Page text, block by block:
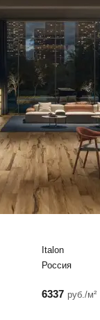
Italon
Россия
6337 руб./м²